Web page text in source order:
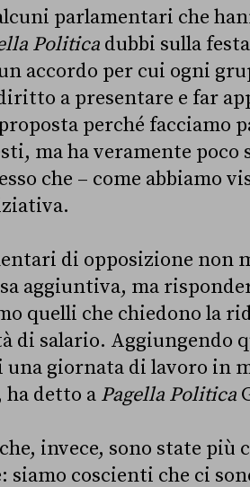
parlamentari che
Politicadubbi sulla
un accordo per cui ogni
a presentare e far
perché facciamo
ma ha veramente
che – come abbiamo
di opposizione non
aggiuntiva, ma
quelli che chiedono la
di salario. Aggiungendo
giornata di lavoro in
detto aPagella Politica
invece, sono state più
siamo coscienti che ci